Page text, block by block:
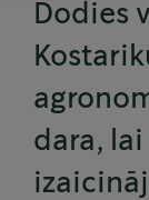
Dodies
dara,